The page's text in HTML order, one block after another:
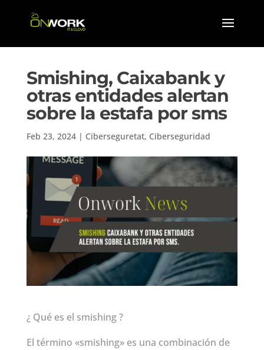
Smishing, Caixabank y
otras entidades alertan
sobre la estafa por sms
Feb 23, 2024| Ciberseguretat, Ciberseguridad
¿ Qué es el smishing ?
El término «smishing» es una combinación de